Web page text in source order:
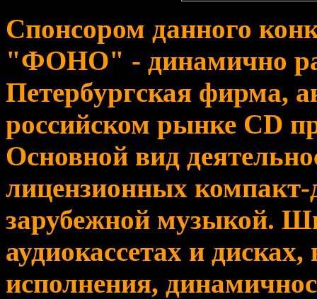
Спонсором данного
"ФОНО" - динамично
Петербургская фирма,
российском рынке CD
Основной вид
лицензионных компакт-
зарубежной музыкой.
аудиокассетах и
исполнения,